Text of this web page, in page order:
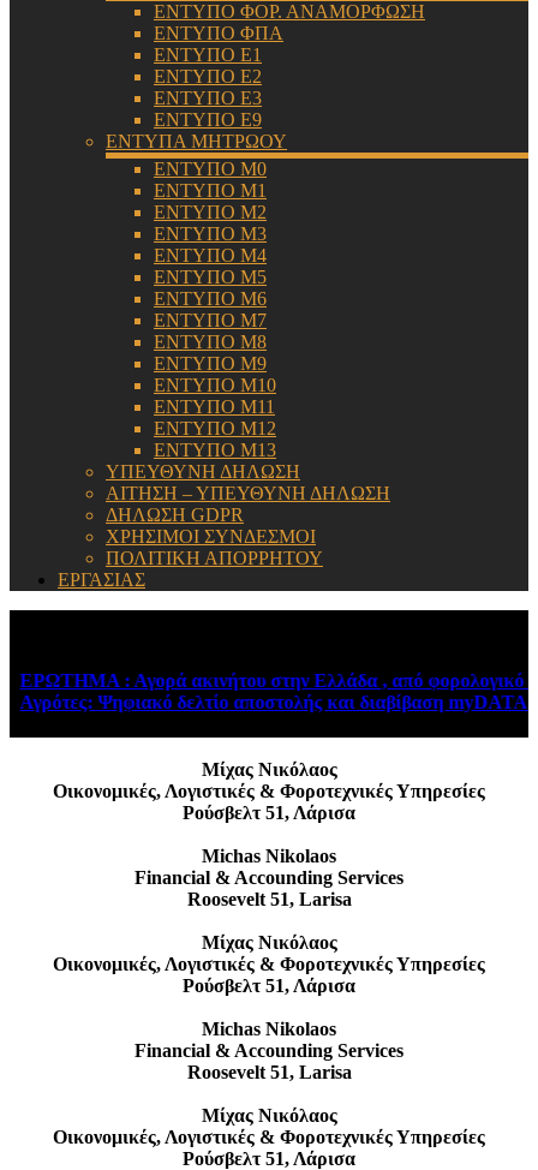
ΕΝΤΥΠΟ ΦΟΡ. ΑΝΑΜΟΡΦΩΣΗ
ΕΝΤΥΠΟ ΦΠΑ
ΕΝΤΥΠΟ Ε1
ΕΝΤΥΠΟ Ε2
ΕΝΤΥΠΟ Ε3
ΕΝΤΥΠΟ Ε9
ΕΝΤΥΠΑ ΜΗΤΡΩΟΥ
ΕΝΤΥΠΟ Μ0
ΕΝΤΥΠΟ Μ1
ΕΝΤΥΠΟ Μ2
ΕΝΤΥΠΟ Μ3
ΕΝΤΥΠΟ Μ4
ΕΝΤΥΠΟ Μ5
ΕΝΤΥΠΟ Μ6
ΕΝΤΥΠΟ Μ7
ΕΝΤΥΠΟ Μ8
ΕΝΤΥΠΟ Μ9
ΕΝΤΥΠΟ Μ10
ΕΝΤΥΠΟ Μ11
ΕΝΤΥΠΟ Μ12
ΕΝΤΥΠΟ Μ13
ΥΠΕΥΘΥΝΗ ΔΗΛΩΣΗ
ΑΙΤΗΣΗ – ΥΠΕΥΘΥΝΗ ΔΗΛΩΣΗ
ΔΗΛΩΣΗ GDPR
ΧΡΗΣΙΜΟΙ ΣΥΝΔΕΣΜΟΙ
ΠΟΛΙΤΙΚΗ ΑΠΟΡΡΗΤΟΥ
ΕΡΓΑΣΙΑΣ
ΕΡΩΤΗΜΑ : Αγορά ακινήτου στην Ελλάδα , από φορολογικό
Αγρότες: Ψηφιακό δελτίο αποστολής και διαβίβαση myDATA –
Μίχας Νικόλαος
Οικονομικές, Λογιστικές & Φοροτεχνικές Υπηρεσίες
Ρούσβελτ 51, Λάρισα
Michas Nikolaos
Financial & Accounding Services
Roosevelt 51, Larisa
Μίχας Νικόλαος
Οικονομικές, Λογιστικές & Φοροτεχνικές Υπηρεσίες
Ρούσβελτ 51, Λάρισα
Michas Nikolaos
Financial & Accounding Services
Roosevelt 51, Larisa
Μίχας Νικόλαος
Οικονομικές, Λογιστικές & Φοροτεχνικές Υπηρεσίες
Ρούσβελτ 51, Λάρισα